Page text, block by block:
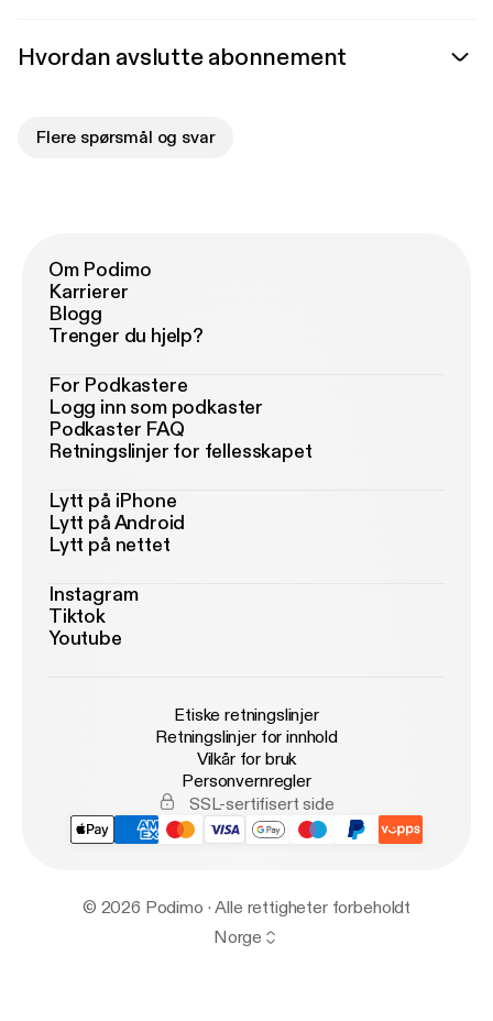
Hvordan avslutte abonnement
Flere spørsmål og svar
Om Podimo
Karrierer
Blogg
Trenger du hjelp?
For Podkastere
Logg inn som podkaster
Podkaster FAQ
Retningslinjer for fellesskapet
Lytt på iPhone
Lytt på Android
Lytt på nettet
Instagram
Tiktok
Youtube
Etiske retningslinjer
Retningslinjer for innhold
Vilkår for bruk
Personvernregler
SSL-sertifisert side
© 2026 Podimo · Alle rettigheter forbeholdt
Norge